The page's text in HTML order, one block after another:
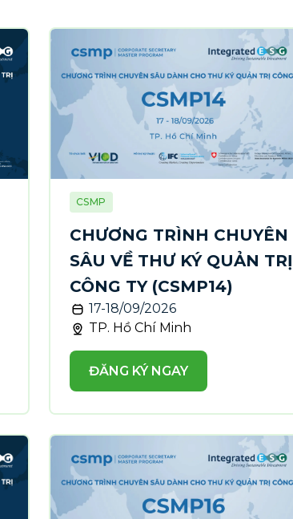
CSMP
CHƯƠNG TRÌNH CHUYÊN
SÂU VỀ THƯ KÝ QUẢN TRỊ
CÔNG TY (CSMP14)
17-18/09/2026
TP. Hồ Chí Minh
ĐĂNG KÝ NGAY